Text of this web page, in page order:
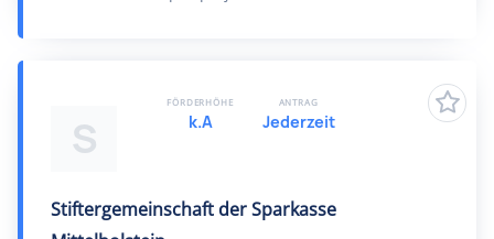
S
Stiftergemeinschaft der Sparkasse
FÖRDERHÖHE
k.A
ANTRAG
Jederzeit